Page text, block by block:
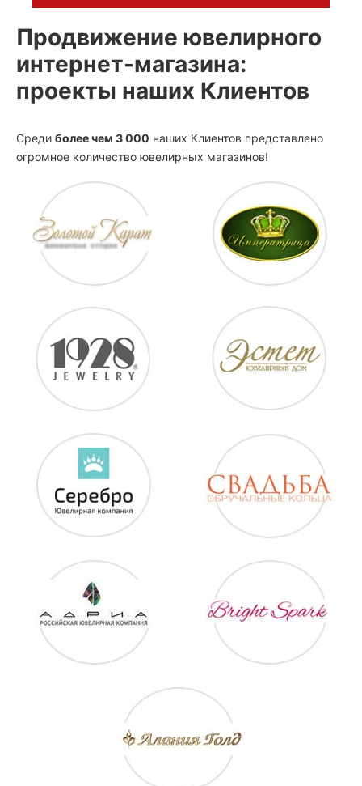
Продвижение ювелирного
интернет-магазина:
проекты наших Клиентов
Среди более чем 3 000 наших Клиентов представлено
огромное количество ювелирных магазинов!